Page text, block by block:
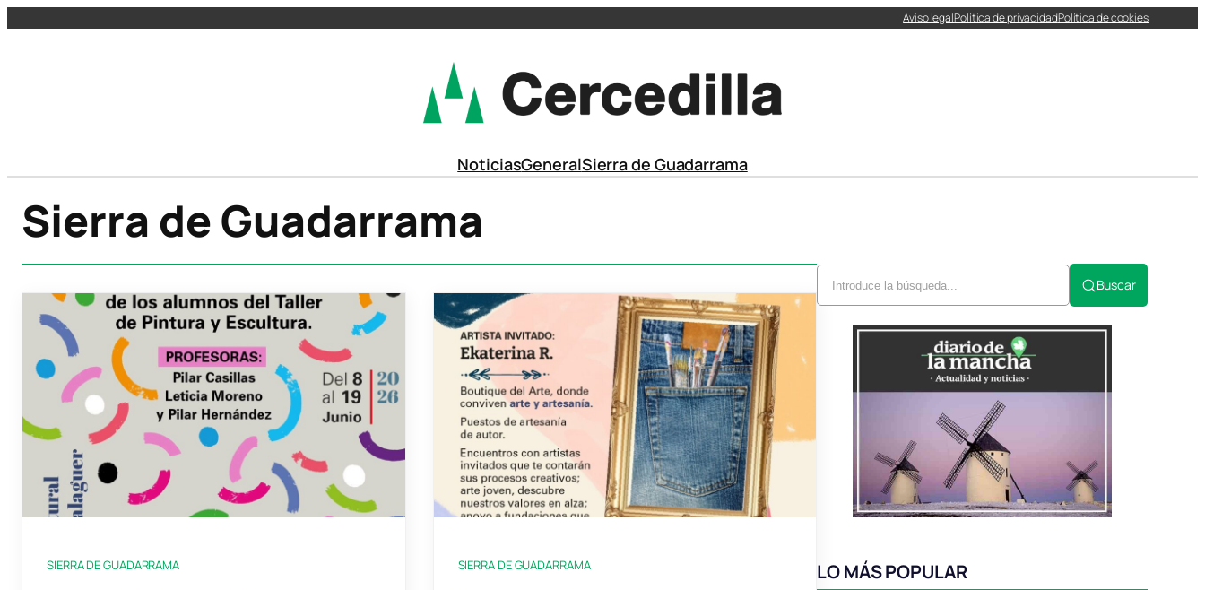
Aviso legalPolítica de privacidadPolítica de cookies
NoticiasGeneralSierra de Guadarrama
Sierra de Guadarrama
SIERRA DE GUADARRAMA SIERRA DE GUADARRAMA
Buscar
LO MÁS POPULAR